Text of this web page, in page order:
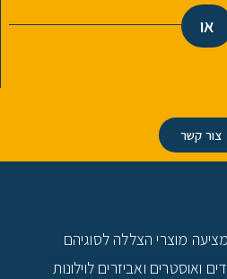
או
צור קשר
מוצרי הצללה לסוגיהם
ואוסטרים ואביזרים לוילונות